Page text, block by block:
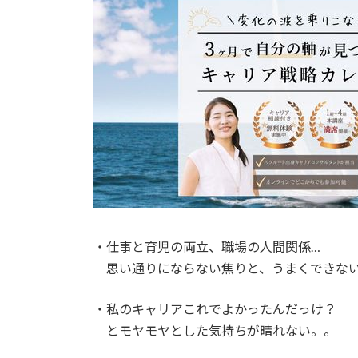
日
時
・仕事と育児の両立、職場の人間関係…
思い通りにならない焦りと、うまくできな
・私のキャリアこれでよかったんだっけ？
とモヤモヤとした気持ちが晴れない。。